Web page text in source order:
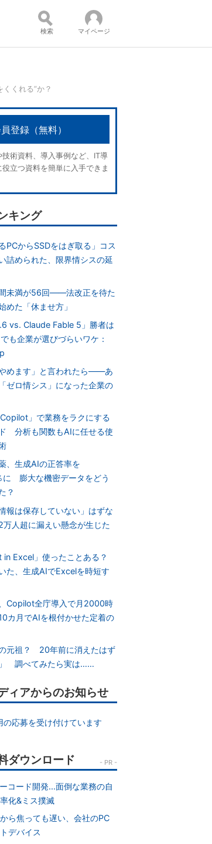
：
検索 マイページ
くれる”か？
登録（無料）
術資料、導入事例など、IT導
役立つ資料を簡単に入手できま
キング
PCからSSDをはぎ取る」コス
詰められた、限界情シスの延
未満が56回――法改正を待た
めた「休ませ方」
vs. Claude Fable 5」勝者は
も企業が選びづらいワケ：
やめます」と言われたら――あ
ゼロ情シス」になった企業の
」で業務をラクにする
分析も関数もAIに任せる使
、生成AIの正答率を
膨大な機密データをどう
？
報は保存していない」はずな
人超に漏えい懸念が生じた
in Excel」使ったことある？
た、生成AIでExcelを時短す
Copilot全庁導入で月2000時
カ月でAIを根付かせた定着の
元祖？ 20年前に消えたはず
調べてみたら実は……
ィアからのお知らせ
の応募を受け付けています
コード開発...面倒な業務の自
化&ミス撲滅
ら焦っても遅い、会社のPC
デバイス